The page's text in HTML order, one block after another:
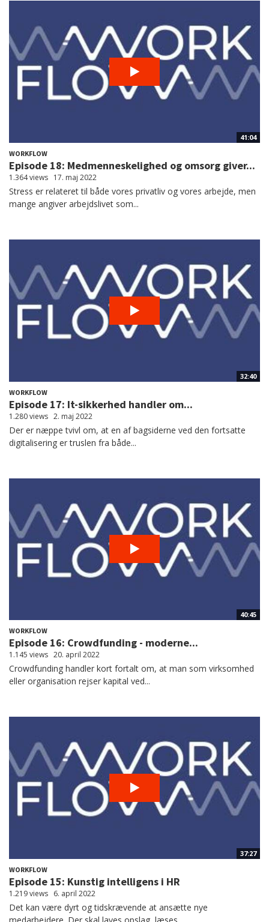
41:04
WORKFLOW
Episode 18: Medmenneskelighed og omsorg giver...
1.364 views 17. maj 2022
Stress er relateret til både vores privatliv og vores arbejde, men
mange angiver arbejdslivet som...
32:40
WORKFLOW
Episode 17: It-sikkerhed handler om...
1.280 views 2. maj 2022
Der er næppe tvivl om, at en af bagsiderne ved den fortsatte
digitalisering er truslen fra både...
40:45
WORKFLOW
Episode 16: Crowdfunding - moderne...
1.145 views 20. april 2022
Crowdfunding handler kort fortalt om, at man som virksomhed
eller organisation rejser kapital ved...
37:27
WORKFLOW
Episode 15: Kunstig intelligens i HR
1.219 views 6. april 2022
Det kan være dyrt og tidskrævende at ansætte nye